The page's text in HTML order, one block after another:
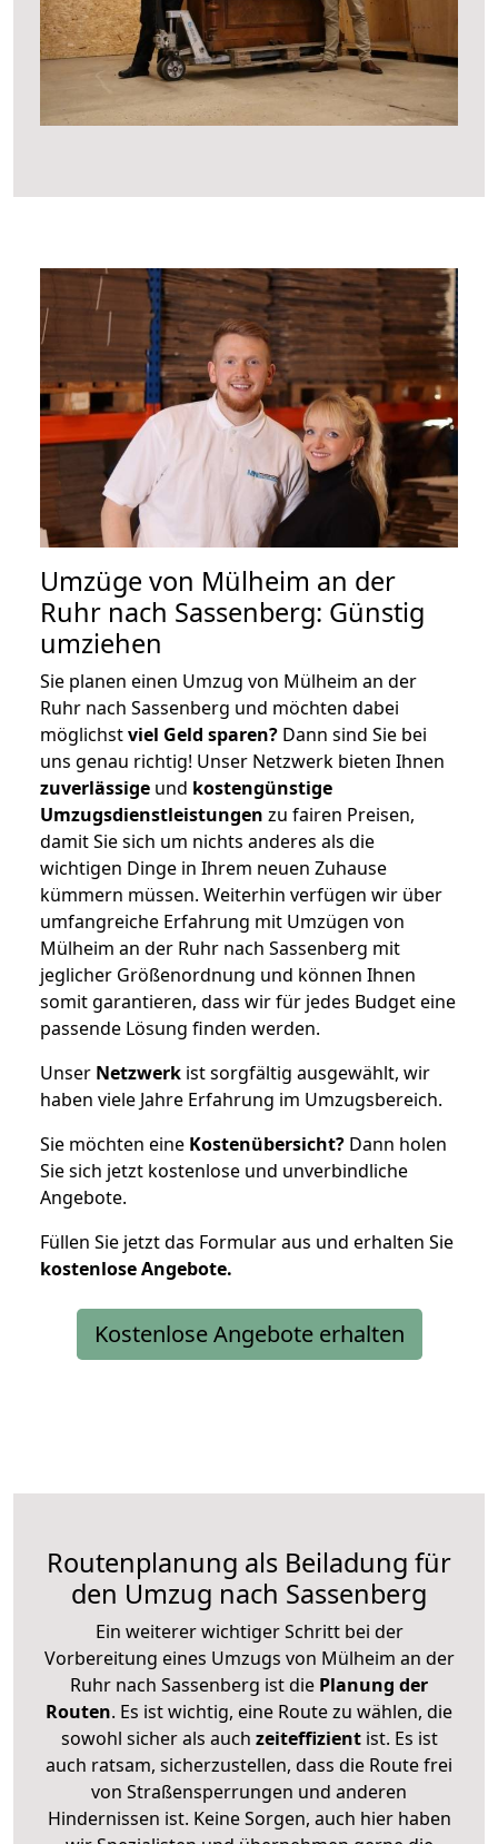
Umzüge von Mülheim an der
Ruhr nach Sassenberg: Günstig
umziehen
Sie planen einen Umzug von Mülheim an der
Ruhr nach Sassenberg und möchten dabei
möglichstviel Geld sparen? Dann sind Sie bei
uns genau richtig! Unser Netzwerk bieten Ihnen
zuverlässige und kostengünstige
Umzugsdienstleistungen zu fairen Preisen,
damit Sie sich um nichts anderes als die
wichtigen Dinge in Ihrem neuen Zuhause
kümmern müssen. Weiterhin verfügen wir über
umfangreiche Erfahrung mit Umzügen von
Mülheim an der Ruhr nach Sassenberg mit
jeglicher Größenordnung und können Ihnen
somit garantieren, dass wir für jedes Budget eine
passende Lösung finden werden.
Unser Netzwerk ist sorgfältig ausgewählt, wir
haben viele Jahre Erfahrung im Umzugsbereich.
Sie möchten eine Kostenübersicht? Dann holen
Sie sich jetzt kostenlose und unverbindliche
Angebote.
Füllen Sie jetzt das Formular aus und erhalten Sie
kostenloseAngebote.
Kostenlose Angebote erhalten
Routenplanung als Beiladung für
den Umzug nach Sassenberg
Ein weiterer wichtiger Schritt bei der
Vorbereitung eines Umzugs von Mülheim an der
Ruhr nach Sassenberg ist die Planung der
Routen. Es ist wichtig, eine Route zu wählen, die
sowohl sicher als auch zeiteffizientist. Es ist
auch ratsam, sicherzustellen, dass die Route frei
von Straßensperrungen und anderen
Hindernissen ist. Keine Sorgen, auch hier haben